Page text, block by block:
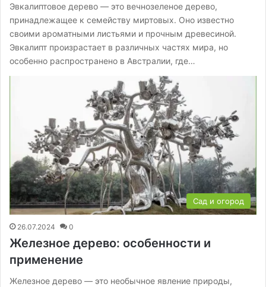
Эвкалиптовое дерево — это вечнозеленое дерево,
принадлежащее к семейству миртовых. Оно известно
своими ароматными листьями и прочным древесиной.
Эвкалипт произрастает в различных частях мира, но
особенно распространено в Австралии, где…
Сад и огород
26.07.2024 0
Железное дерево: особенности и
применение
Железное дерево — это необычное явление природы,